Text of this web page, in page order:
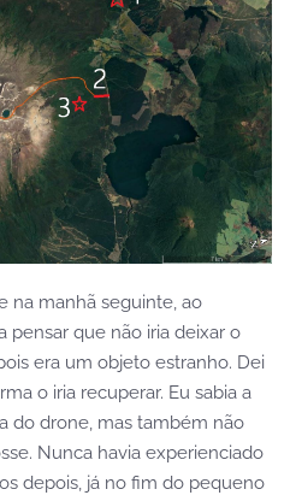
na manhã seguinte, ao
pensar que não iria deixar o
era um objeto estranho. Dei
o iria recuperar. Eu sabia a
do drone, mas também não
Nunca havia experienciado
depois, já no fim do pequeno